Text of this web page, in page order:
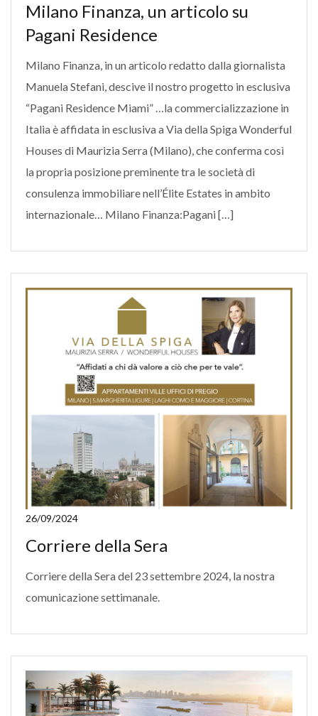
Milano Finanza, un articolo su
Pagani Residence
Milano Finanza, in un articolo redatto dalla giornalista
Manuela Stefani, descive il nostro progetto in esclusiva
“Pagani Residence Miami” …la commercializzazione in
Italia è affidata in esclusiva a Via della Spiga Wonderful
Houses di Maurizia Serra (Milano), che conferma così
la propria posizione preminente tra le società di
consulenza immobiliare nell’Élite Estates in ambito
internazionale… Milano Finanza:Pagani […]
26/09/2024
Corriere della Sera
Corriere della Sera del 23 settembre 2024, la nostra
comunicazione settimanale.